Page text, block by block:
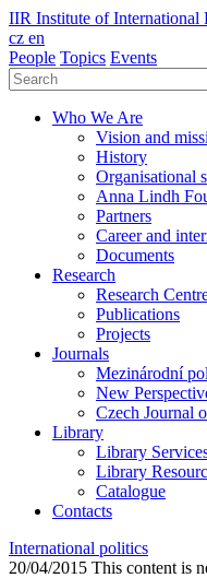
IIR Institute of International
cz en
People Topics Events
Who We Are
Vision and
History
Organisational
Anna Lindh
Partners
Career and
Documents
Research
Research
Publications
Projects
Journals
Mezinárodní
New
Czech Journal
Library
Library
Library
Catalogue
Contacts
International politics
20/04/2015 This content is